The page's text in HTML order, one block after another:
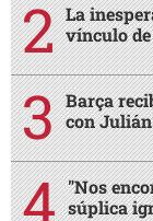
La
vínculo
Barça
con
"Nos
súplica